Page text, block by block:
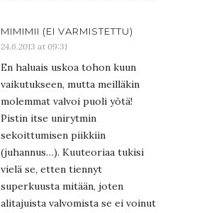
MIMIMII (EI VARMISTETTU)
24.6.2013 at 09:31
En haluais uskoa tohon kuun
vaikutukseen, mutta meilläkin
molemmat valvoi puoli yötä!
Pistin itse unirytmin
sekoittumisen piikkiin
(juhannus…). Kuuteoriaa tukisi
vielä se, etten tiennyt
superkuusta mitään, joten
alitajuista valvomista se ei voinut